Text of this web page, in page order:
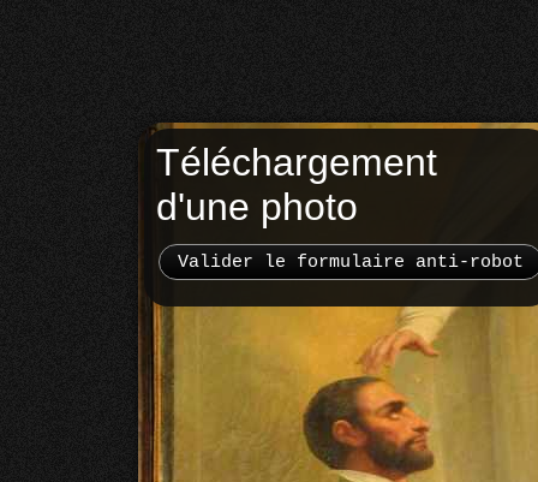
Téléchargement
d'une photo